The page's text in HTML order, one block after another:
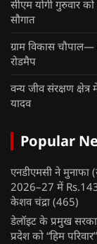
सीएम योगी गुरुवार
सौगात
ग्राम विकास
रोडमैप
वन्य जीव संरक्षण
यादव
Popular
एनडीएमसी ने मुनाफा
2026–27 में
केशव चंद्रा (465)
डेलॉइट के प्रमुख
प्रदेश को “हिम